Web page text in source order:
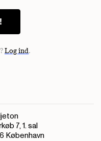
Log ind.
7, 1. sal
København